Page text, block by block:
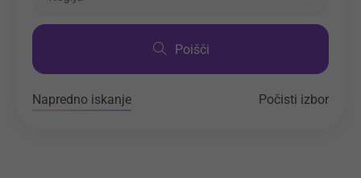
Poišči
Napredno iskanje Počisti izbor